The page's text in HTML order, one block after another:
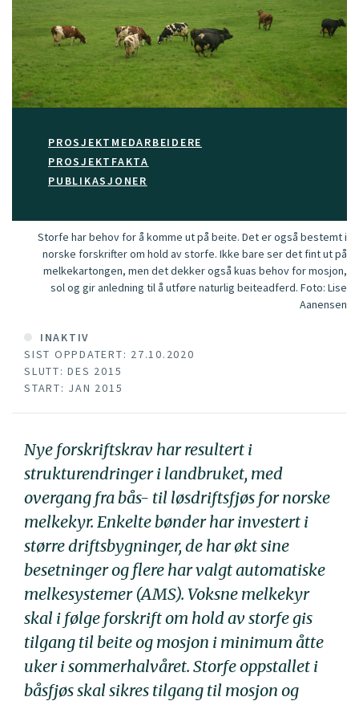
PROSJEKTMEDARBEIDERE
PROSJEKTFAKTA
PUBLIKASJONER
Storfe har behov for å komme ut på beite. Det er også bestemt i
norske forskrifter om hold av storfe. Ikke bare ser det fint ut på
melkekartongen, men det dekker også kuas behov for mosjon,
sol og gir anledning til å utføre naturlig beiteadferd. Foto: Lise
Aanensen
INAKTIV
SIST OPPDATERT: 27.10.2020
SLUTT: DES 2015
START: JAN 2015
Nye forskriftskrav har resultert i
strukturendringer i landbruket, med
overgang fra bås- til løsdriftsfjøs for norske
melkekyr. Enkelte bønder har investert i
større driftsbygninger, de har økt sine
besetninger og flere har valgt automatiske
melkesystemer (AMS). Voksne melkekyr
skal i følge forskrift om hold av storfe gis
tilgang til beite og mosjon i minimum åtte
uker i sommerhalvåret. Storfe oppstallet i
båsfjøs skal sikres tilgang til mosjon og